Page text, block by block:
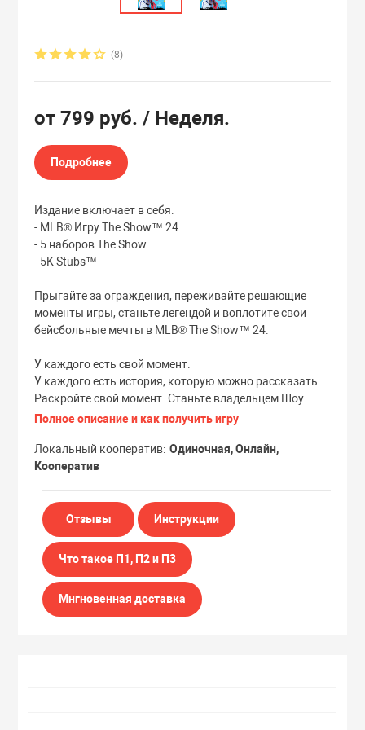
(8)
от799 руб./ Неделя.
Подробнее
Издание включает в себя:
- MLB® Игру The Show™ 24
- 5 наборов The Show
- 5K Stubs™
Прыгайте за ограждения, переживайте решающие
моменты игры, станьте легендой и воплотите свои
бейсбольные мечты в MLB® The Show™ 24.
У каждого есть свой момент.
У каждого есть история, которую можно рассказать.
Раскройте свой момент. Станьте владельцем Шоу.
Полное описание и как получить игру
Локальный кооператив Одиночная, Онлайн,
Кооператив
Отзывы Инструкции
Что такое П1, П2 и П3
Мнгновенная доставка